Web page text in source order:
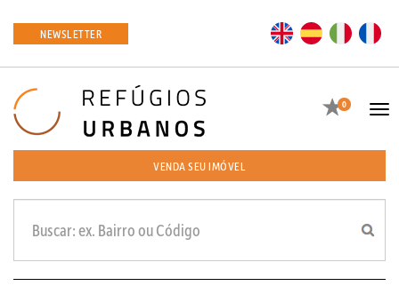
NEWSLETTER EN ES
Favoritos
0
VENDA SEU IMÓVEL